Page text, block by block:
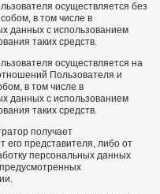
осуществляется без
в том числе в
данных с использованием
таких средств.
осуществляется на
Пользователя и
в том числе в
данных с использованием
таких средств.
получает
его представителя, либо от
персональных данных